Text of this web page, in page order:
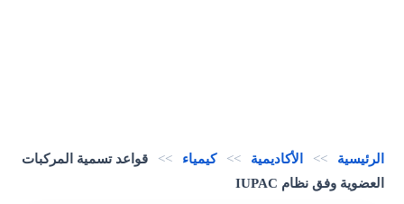
الرئيسية >> الأكاديمية >> كيمياء >>
قواعد تسمية المركبات
العضوية وفق نظام IUPAC